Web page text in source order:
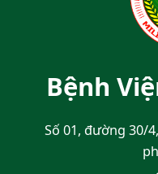
Bệnh
Số 01, đường 30/